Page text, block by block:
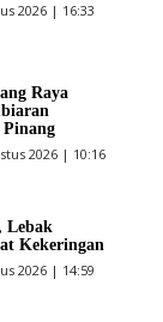
2026 | 16:33
Raya
2026 | 10:16
Lebak
Kekeringan
2026 | 14:59